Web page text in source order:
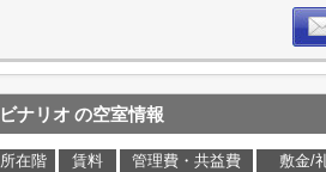
ビナリオ の空室情報
所在階 賃料 管理費・共益費 敷金/